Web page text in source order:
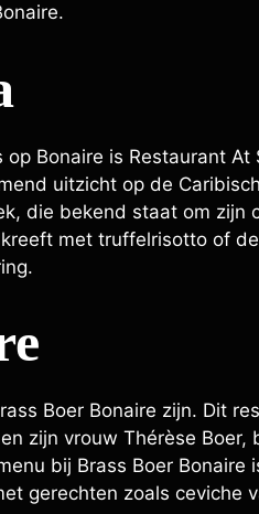
Bonaire is Restaurant At
uitzicht op de
die bekend staat om zijn
met truffelrisotto of
Boer Bonaire zijn. Dit
zijn vrouw Thérèse Boer,
bij Brass Boer Bonaire
gerechten zoals ceviche